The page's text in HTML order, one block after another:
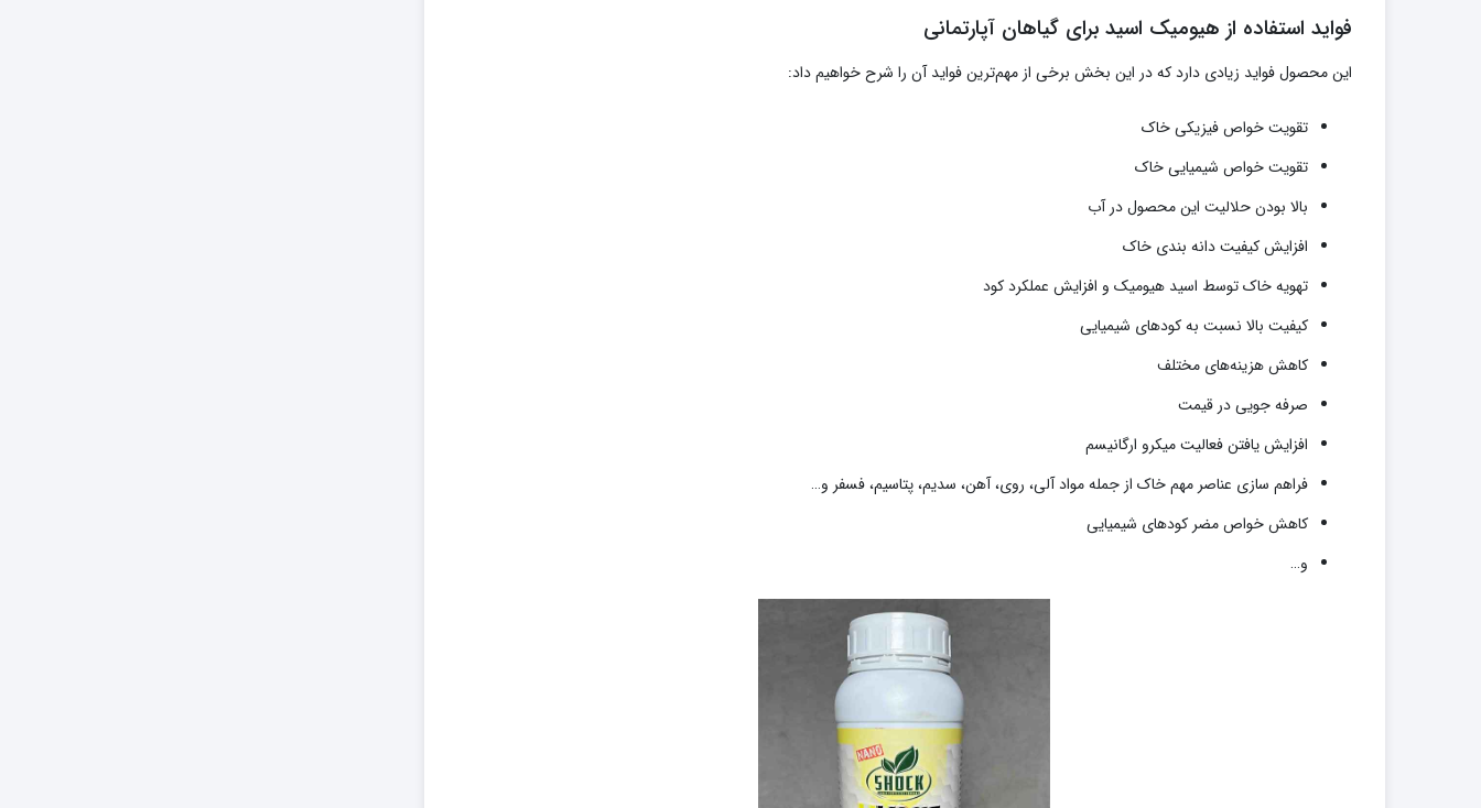
فواید استفاده از هیومیک اسید برای گیاهان آپارتمانی
این محصول فواید زیادی دارد که در این بخش برخی از مهم‌ترین فواید آن را شرح خواهیم داد:
تقویت خواص فیزیکی خاک
تقویت خواص شیمیایی خاک
بالا بودن حلالیت این محصول در آب
افزایش کیفیت دانه بندی خاک
تهویه خاک توسط اسید هیومیک و افزایش عملکرد کود
کیفیت بالا نسبت به کودهای شیمیایی
کاهش هزینه‌های مختلف
صرفه جویی در قیمت
افزایش یافتن فعالیت میکرو ارگانیسم
فراهم سازی عناصر مهم خاک از جمله مواد آلی، روی‌، آهن، سدیم، پتاسیم، فسفر و…
کاهش خواص مضر کودهای شیمیایی
و…